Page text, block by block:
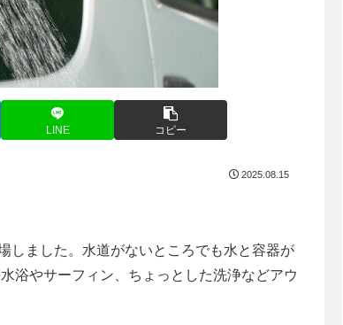
LINE コピー
2025.08.15
しました。水道がないところでも水と容器が
浴やサーフィン、ちょっとした洗浄などアウ